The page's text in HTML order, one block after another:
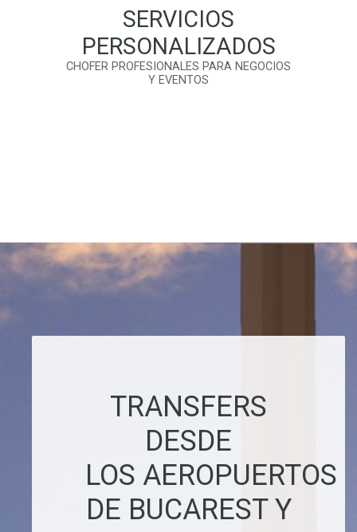
SERVICIOS
PERSONALIZADOS
CHOFER PROFESIONALES PARA NEGOCIOS
Y EVENTOS
TRANSFERS
DESDE
LOS AEROPUERTOS
DE BUCAREST Y